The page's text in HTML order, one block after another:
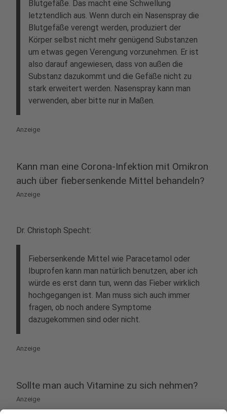
Blutgefäße. Das macht eine Schwellung
letztendlich aus. Wenn durch ein Nasenspray die
Blutgefäße verengt werden, produziert der
Körper selbst nicht mehr genügend Substanzen
um etwas gegen Verengung vorzunehmen. Er ist
also darauf angewiesen, dass von außen die
Substanz dazukommt und die Gefäße nicht zu
stark erweitert werden. Nasenspray kann man
verwenden, aber bitte nur in Maßen.
Anzeige
Kann man eine Corona-Infektion mit Omikron
auch über fiebersenkende Mittel behandeln?
Anzeige
Dr. Christoph Specht:
Fiebersenkende Mittel wie Paracetamol oder
Ibuprofen kann man natürlich benutzen, aber ich
würde es erst dann tun, wenn das Fieber wirklich
hochgegangen ist. Man muss sich auch immer
fragen, ob noch andere Symptome
dazugekommen sind oder nicht.
Anzeige
Sollte man auch Vitamine zu sich nehmen?
Anzeige